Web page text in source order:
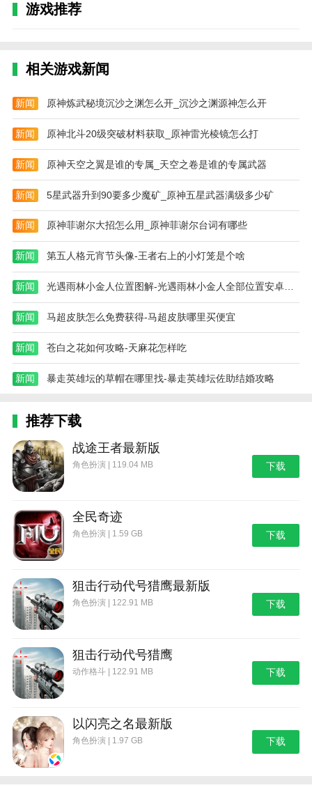
冲撞赛车3的世界，与其他玩家展开一场赛车决斗吧。
游戏推荐
相关游戏新闻
新闻 原神炼武秘境沉沙之渊怎么开_沉沙之渊源神怎么开
新闻 原神北斗20级突破材料获取_原神雷光棱镜怎么打
新闻 原神天空之翼是谁的专属_天空之卷是谁的专属武器
新闻 5星武器升到90要多少魔矿_原神五星武器满级多少矿
新闻 原神菲谢尔大招怎么用_原神菲谢尔台词有哪些
新闻 第五人格元宵节头像-王者右上的小灯笼是个啥
新闻 光遇雨林小金人位置图解-光遇雨林小金人全部位置安卓官网
新闻 马超皮肤怎么免费获得-马超皮肤哪里买便宜
新闻 苍白之花如何攻略-天麻花怎样吃
新闻 暴走英雄坛的草帽在哪里找-暴走英雄坛佐助结婚攻略
推荐下载
战途王者最新版
角色扮演 | 119.04 MB 下载
全民奇迹
角色扮演 | 1.59 GB 下载
狙击行动代号猎鹰最新版
角色扮演 | 122.91 MB 下载
狙击行动代号猎鹰
动作格斗 | 122.91 MB 下载
以闪亮之名最新版
角色扮演 | 1.97 GB 下载